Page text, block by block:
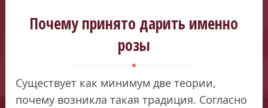
Почему принято дарить именно
розы
Существует как минимум две теории,
почему возникла такая традиция. Согласно